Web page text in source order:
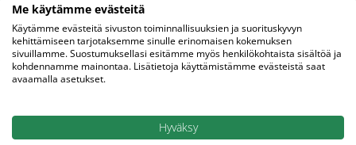
Sähköpostiosoite
Tilaa
Me käytämme evästeitä
Käytämme evästeitä sivuston toiminnallisuuksien ja suorituskyvyn
kehittämiseen tarjotaksemme sinulle erinomaisen kokemuksen
sivuillamme. Suostumuksellasi esitämme myös henkilökohtaista sisältöä ja
kohdennamme mainontaa. Lisätietoja käyttämistämme evästeistä saat
avaamalla asetukset.
Hyväksy